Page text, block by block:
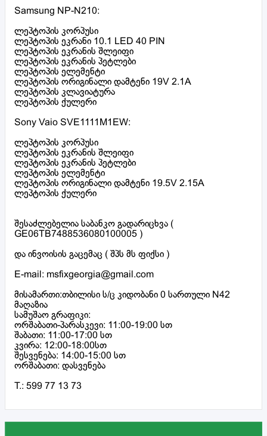
Samsung NP-N210:
ლეპტოპის კორპუსი
ლეპტოპის ეკრანი 10.1 LED 40 PIN
ლეპტოპის ეკრანის შლეიფი
ლეპტოპის ეკრანის პეტლები
ლეპტოპის ელემენტი
ლეპტოპის ორიგინალი დამტენი 19V 2.1A
ლეპტოპის კლავიატურა
ლეპტოპის ქულერი
Sony Vaio SVE1111M1EW:
ლეპტოპის კორპუსი
ლეპტოპის ეკრანის შლეიფი
ლეპტოპის ეკრანის პეტლები
ლეპტოპის ელემენტი
ლეპტოპის ორიგინალი დამტენი 19.5V 2.15A
ლეპტოპის ქულერი
შესაძლებელია საბანკო გადარიცხვა (
GE06TB7488536080100005 )
და ინვოისის გაცემაც ( შპს მს ფიქსი )
E-mail: msfixgeorgia@gmail.com
მისამართი:თბილისი ს/ც კიდობანი 0 სართული N42
მაღაზია
სამუშაო გრაფიკი:
ორშაბათი-პარასკევი: 11:00-19:00 სთ
შაბათი: 11:00-17:00 სთ
კვირა: 12:00-18:00სთ
შესვენება: 14:00-15:00 სთ
ორშაბათი: დასვენება
T.: 599 77 13 73